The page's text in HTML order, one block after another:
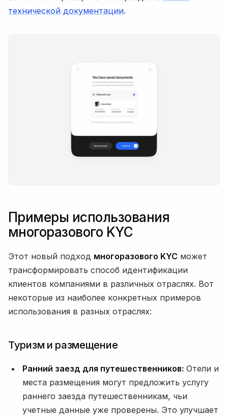
технической документации.
Примеры использования
многоразового KYC
Этот новый подход многоразового KYC может
трансформировать способ идентификации
клиентов компаниями в различных отраслях. Вот
некоторые из наиболее конкретных примеров
использования в разных отраслях:
Туризм и размещение
Ранний заезд для путешественников: Отели и
места размещения могут предложить услугу
раннего заезда путешественникам, чьи
учетные данные уже проверены. Это улучшает